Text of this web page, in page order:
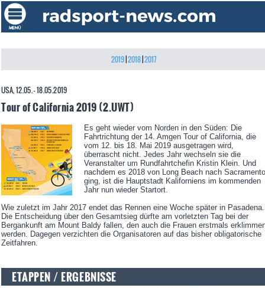
2019| 2018| 2017
USA, 12.05. - 18.05.2019
Tour of California 2019 (2.UWT)
Es geht wieder vom Norden in den Süden: Die
Fahrtrichtung der 14. Amgen Tour of California, die
vom 12. bis 18. Mai 2019 ausgetragen wird,
überrascht nicht. Jedes Jahr wechseln sie die
Veranstalter um Rundfahrtchefin Kristin Klein. Und
nachdem es 2018 von Long Beach nach Sacramento
ging, ist die Hauptstadt Kaliforniens im kommenden
Jahr nun wieder Startort.
Wie zuletzt im Jahr 2017 endet das Rennen eine Woche später in Pasadena.
Die Entscheidung über den Gesamtsieg dürfte am vorletzten Tag bei der
Bergankunft am Mount Baldy fallen, den auch die Frauen erstmals
werden. Dagegen verzichten die Organisatoren auf das bisher obligatorische
Zeitfahren.
ETAPPEN / ERGEBNISSE